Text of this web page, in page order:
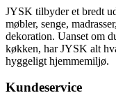
JYSK tilbyder et bredt
møbler, senge,
dekoration. Uanset om
køkken, har JYSK alt
hyggeligt hjemmemiljø.
Kundeservice